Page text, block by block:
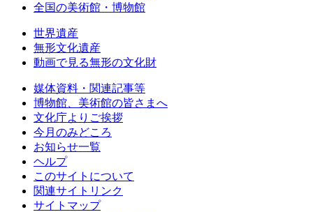
全国の美術館・博物館
世界遺産
無形文化遺産
動画で見る無形の文化財
媒体資料・関連記事等
博物館、美術館の皆さまへ
文化庁よりご挨拶
今月のみどころ
お知らせ一覧
ヘルプ
このサイトについて
関連サイトリンク
サイトマップ